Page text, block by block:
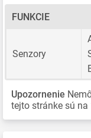
FUNKCIE
Senzory
Upozornenie
tejto stránke sú na